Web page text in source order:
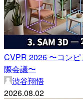
CVPR 2026 〜コン
際会議〜
渋谷翔悟
2026.08.02